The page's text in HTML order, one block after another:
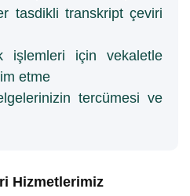
tasdikli transkript çeviri
işlemleri için vekaletle
etme
tercümesi ve
Hizmetlerimiz